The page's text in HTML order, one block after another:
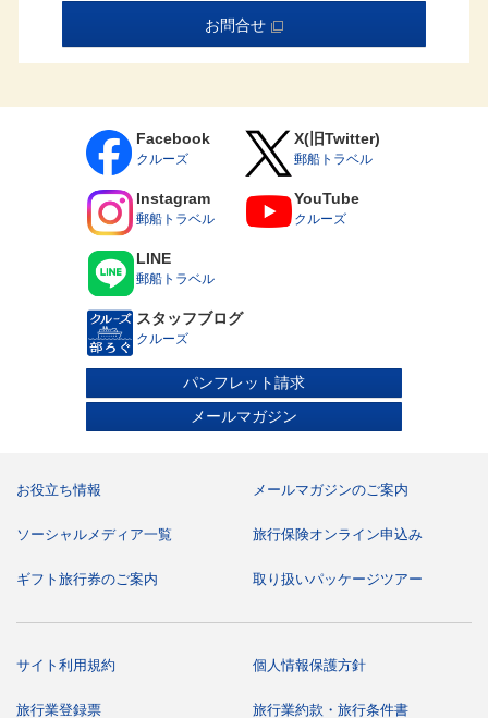
取消料発生期間内にお客様の申し出により旅行の契約内容
（客室タイプ／コース／割引種別／対象者等を含みます）
を変更される場合は、旅行契約を一旦解除した上で新たに
旅行契約を締結していただきます。このとき、新契約の代
乗船条件について
6ヵ月未満の乳児はご乗船いただけません。
15歳未満の方は、保護者の同行（同室）が条件となりま
す。乳幼児（6歳までの未就学児）のお子様は、お申し込み
時に運航会社指定の承諾書の提出が必要となります。
15歳以上18歳未満の方は単独でもご乗船いただけますが、
お申し込み時に保護者の同意書の提出が必要です。
医療器具をお持ち込みされる場合はお申し込み時にお申し
出ください。診断書および承諾書を提出いただく場合があ
ります。
い。運航会社指定の診断書および承諾書を提出いただきま
す。
車いすなどの器具をご利用になっている方や心身に障がい
のある方、身体障がい者補助犬（盲導犬、聴導犬、介助
犬）をお連れの方はお申し込み時にお申し出ください。ま
た、車いすをご利用の方については、船内および港での乗
下船におけるお客様の安全確保の観点から、いくつかの制
限を設けております。つきましては、お申し込み前に飛鳥
電動車いすをご使用の場合、前項のほか使用上の制限事項
についての承諾書の提出が必要となります。なお、電動カ
食物アレルギーでお食事の対応が必要な場合は、ご乗船後
面をお渡ししますので、お申し込みの際に旅行会社にお申
記載されたスケジュール、イベントおよび船内サービス等
お問合せ
Facebook
クルーズ
X(旧Twitter)
郵船トラベル
Instagram
郵船トラベル
YouTube
クルーズ
LINE
郵船トラベル
スタッフブログ
クルーズ
パンフレット請求
メールマガジン
お役立ち情報 メールマガジンのご案内
ソーシャルメディア一覧 旅行保険オンライン申込み
ギフト旅行券のご案内 取り扱いパッケージツアー
サイト利用規約 個人情報保護方針
旅行業登録票 旅行業約款・旅行条件書